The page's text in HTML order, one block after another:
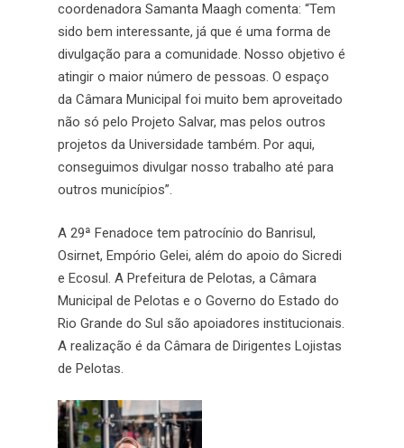
coordenadora Samanta Maagh comenta: “Tem
sido bem interessante, já que é uma forma de
divulgação para a comunidade. Nosso objetivo é
atingir o maior número de pessoas. O espaço
da Câmara Municipal foi muito bem aproveitado
não só pelo Projeto Salvar, mas pelos outros
projetos da Universidade também. Por aqui,
conseguimos divulgar nosso trabalho até para
outros municípios”.
A 29ª Fenadoce tem patrocínio do Banrisul,
Osirnet, Empório Gelei, além do apoio do Sicredi
e Ecosul. A Prefeitura de Pelotas, a Câmara
Municipal de Pelotas e o Governo do Estado do
Rio Grande do Sul são apoiadores institucionais.
A realização é da Câmara de Dirigentes Lojistas
de Pelotas.